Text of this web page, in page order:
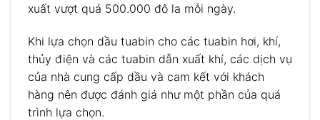
xuất vượt quá 500.000 đô la mỗi ngày.
Khi lựa chọn dầu tuabin cho các tuabin hơi, khí,
thủy điện và các tuabin dẫn xuất khí, các dịch vụ
của nhà cung cấp dầu và cam kết với khách
hàng nên được đánh giá như một phần của quá
trình lựa chọn.